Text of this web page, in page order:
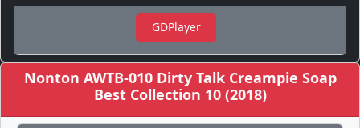
GDPlayer
Nonton AWTB-010 Dirty Talk Creampie Soap
Best Collection 10 (2018)